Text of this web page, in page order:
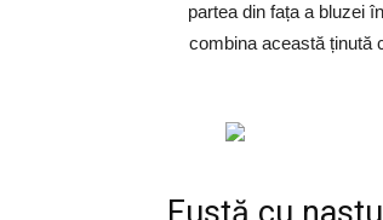
partea din fața a bluzei
combina această ținută